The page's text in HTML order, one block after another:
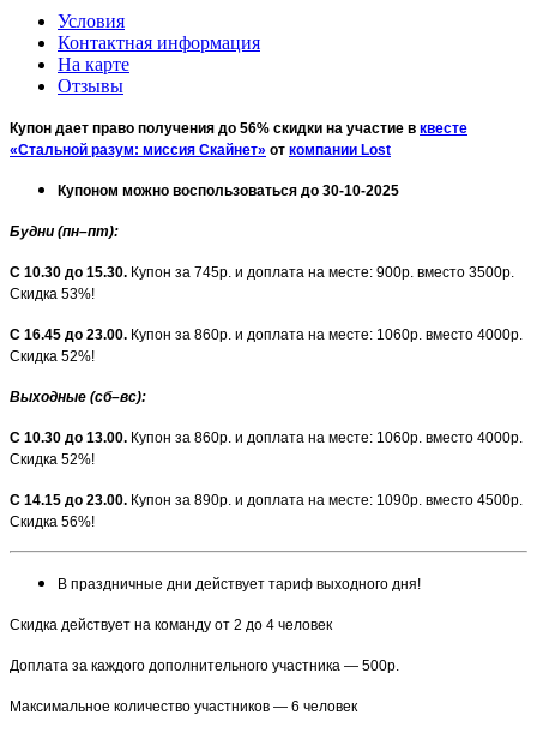
Условия
Контактная информация
На карте
Отзывы
Купон дает право получения до 56% скидки на участие в квесте
«Стальной разум: миссия Скайнет» от компании Lost
Купоном можно воспользоваться до 30-10-2025
Будни (пн–пт):
С 10.30 до 15.30. Купон за 745р. и доплата на месте: 900р. вместо 3500р.
Скидка 53%!
С 16.45 до 23.00. Купон за 860р. и доплата на месте: 1060р. вместо 4000р.
Скидка 52%!
Выходные (сб–вс):
С 10.30 до 13.00. Купон за 860р. и доплата на месте: 1060р. вместо 4000р.
Скидка 52%!
С 14.15 до 23.00. Купон за 890р. и доплата на месте: 1090р. вместо 4500р.
Скидка 56%!
В праздничные дни действует тариф выходного дня!
Скидка действует на команду от 2 до 4 человек
Доплата за каждого дополнительного участника — 500р.
Максимальное количество участников — 6 человек